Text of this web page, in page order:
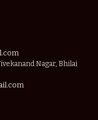
Nagar, Bhilai